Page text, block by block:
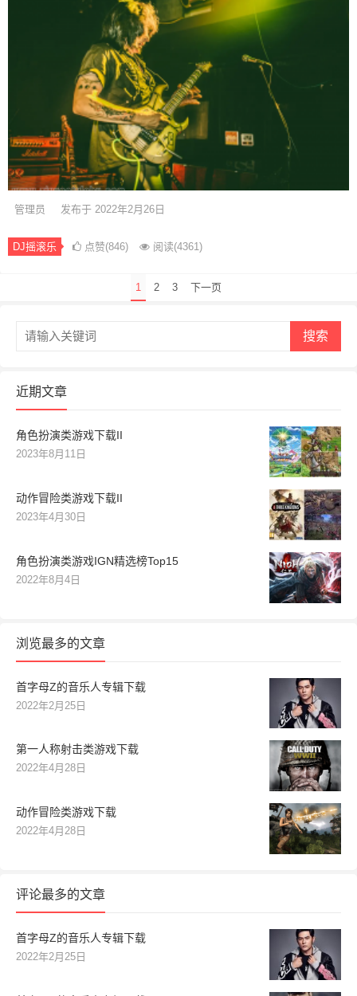
管理员 发布于 2022年2月26日
DJ摇滚乐 点赞(846) 阅读(4361)
1 2 3 下一页
搜索
近期文章
角色扮演类游戏下载II
2023年8月11日
动作冒险类游戏下载II
2023年4月30日
角色扮演类游戏IGN精选榜Top15
2022年8月4日
浏览最多的文章
首字母Z的音乐人专辑下载
2022年2月25日
第一人称射击类游戏下载
2022年4月28日
动作冒险类游戏下载
2022年4月28日
评论最多的文章
首字母Z的音乐人专辑下载
2022年2月25日